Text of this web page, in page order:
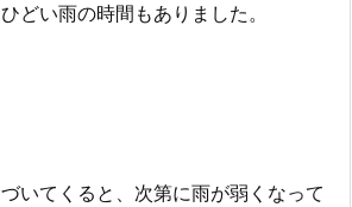
どい雨の時間もありました。
いてくると、次第に雨が弱くなって